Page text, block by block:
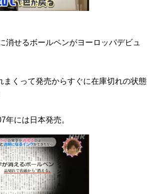
消せるボールペンがヨーロッパデビュ
まくって発売からすぐに在庫切れの状態
年には日本発売。